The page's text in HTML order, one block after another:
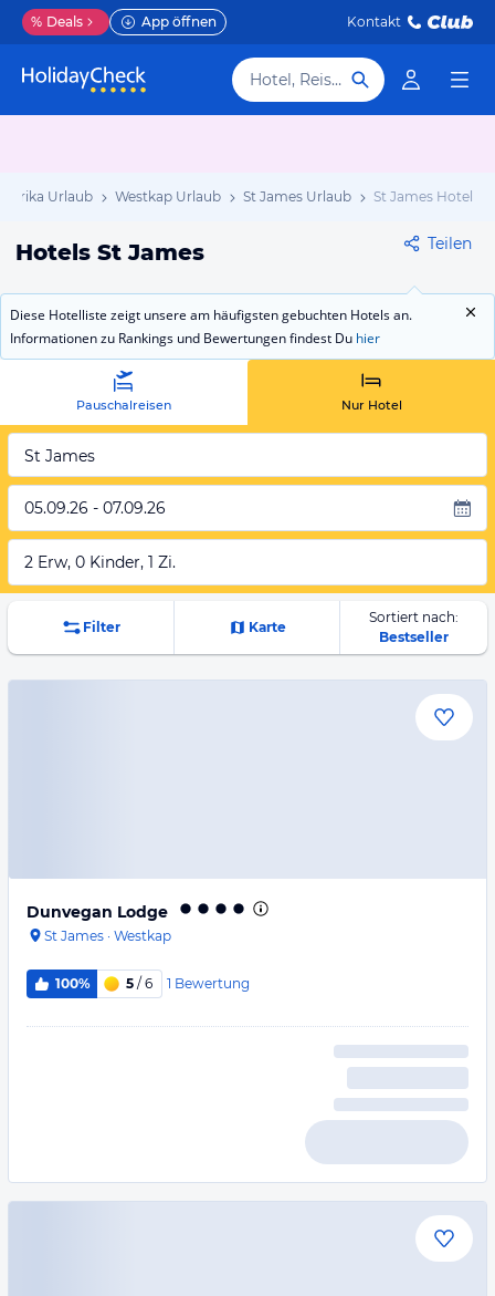
% Deals App öffnen Kontakt
Hotel, Reiseziel
Urlaub Westkap Urlaub St James Urlaub St James Hotels
Hotels St James Teilen
Diese Hotelliste zeigt unsere am häufigsten gebuchten Hotels an.
Informationen zu Rankings und Bewertungen findest Du hier
Pauschalreisen Nur Hotel
St James
05.09.26 - 07.09.26
2 Erw, 0 Kinder, 1 Zi.
Filter Karte
Sortiert nach:
Bestseller
Dunvegan Lodge
St James · Westkap
100% 5 / 6 1 Bewertung